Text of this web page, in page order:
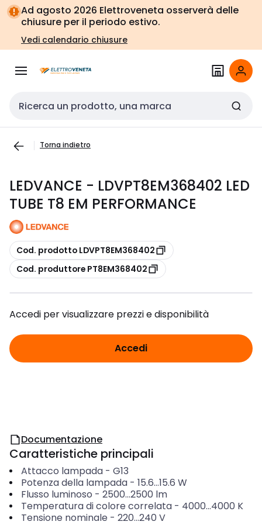
Vai alla
navigazione
Vai
alla
pagina
Ad agosto 2026 Elettroveneta osserverà delle
chiusure per il periodo estivo.
Vedi calendario chiusure
Cerca input
Torna indietro
LEDVANCE - LDVPT8EM368402 LED
TUBE T8 EM PERFORMANCE
copia
Cod. prodotto LDVPT8EM368402
copia
Cod. produttore PT8EM368402
Accedi per visualizzare prezzi e disponibilità
Accedi
Documentazione
Caratteristiche principali
Attacco lampada- G13
Potenza della lampada- 15.6...15.6 W
Flusso luminoso - 2500...2500 lm
Temperatura di colore correlata- 4000...4000 K
Tensione nominale - 220...240 V